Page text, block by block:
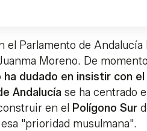
el Parlamento de
Moreno. De
ha dudado en insistir con
Andalucía se ha centrado
en el Polígono Sur
"prioridad musulmana".